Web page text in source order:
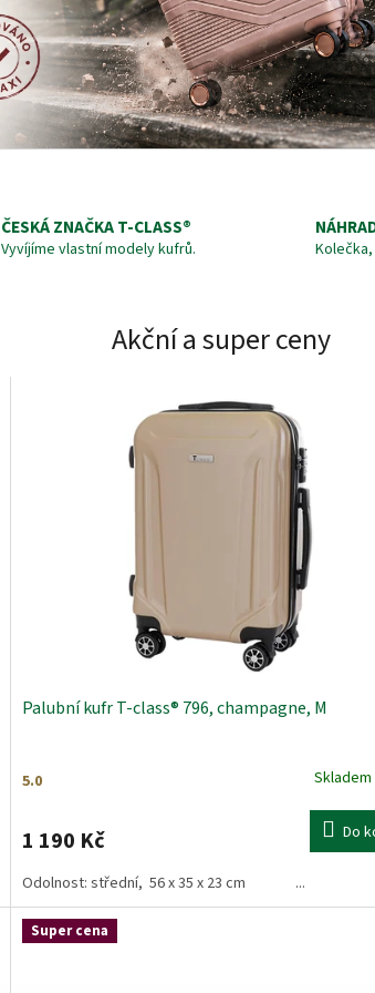
ČESKÁ ZNAČKA T‑CLASS®
Vyvíjíme vlastní modely kufrů.
Akční a super ceny
Palubní kufr T-class® 796, champagne, M
Průměrné
je
z
5
hvězdiček.
Skladem
1 190 Kč Do
Odolnost: střední, 56 x 35 x 23 cm ...
Super cena